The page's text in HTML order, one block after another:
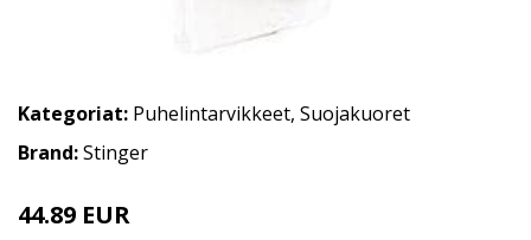
Kategoriat: Puhelintarvikkeet, Suojakuoret
Brand:Stinger
44.89 EUR